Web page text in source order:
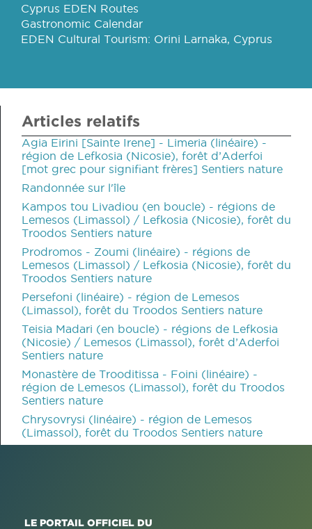
Cyprus EDEN Routes
Gastronomic Calendar
EDEN Cultural Tourism: Orini Larnaka, Cyprus
Articles relatifs
Agia Eirini [Sainte Irene] - Limeria (linéaire) -
région de Lefkosia (Nicosie), forêt d’Aderfoi
[mot grec pour signifiant frères] Sentiers nature
Randonnée sur l'île
Kampos tou Livadiou (en boucle) - régions de
Lemesos (Limassol) / Lefkosia (Nicosie), forêt du
Troodos Sentiers nature
Prodromos - Zoumi (linéaire) - régions de
Lemesos (Limassol) / Lefkosia (Nicosie), forêt du
Troodos Sentiers nature
Persefoni (linéaire) - région de Lemesos
(Limassol), forêt du Troodos Sentiers nature
Teisia Madari (en boucle) - régions de Lefkosia
(Nicosie) / Lemesos (Limassol), forêt d’Aderfoi
Sentiers nature
Monastère de Trooditissa - Foini (linéaire) -
région de Lemesos (Limassol), forêt du Troodos
Sentiers nature
Chrysovrysi (linéaire) - région de Lemesos
(Limassol), forêt du Troodos Sentiers nature
LE PORTAIL OFFICIEL DU